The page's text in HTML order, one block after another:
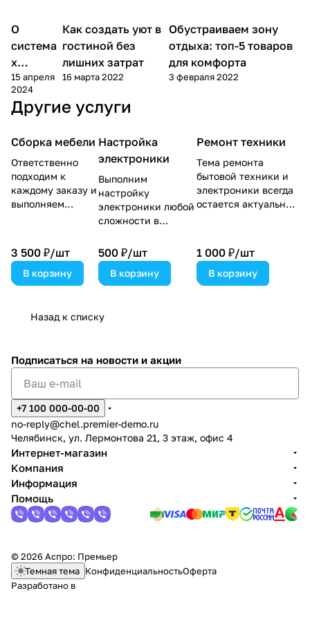
покупателям
О
система
х
отоплен
ия
15 апреля
2024
Дом
Как создать уют в
гостиной без
лишних затрат
16 марта 2022
Советы покупателям
Обустраиваем зону
отдыха: топ-5 товаров
для комфорта
3 февраля 2022
Другие услуги
Сборка мебели
Ответственно
подходим к
каждому заказу и
выполняем
окончании всех
работ проводим
уборку, и вы
заказ уже в
3 500 ₽/шт
В корзину
Настройка
электроники
Выполним
настройку
электроники любой
сложности в
время. Все работы
завершим уборкой
помещения — вам
не придется
чтобы привести
500 ₽/шт
В корзину
Ремонт техники
Тема ремонта
бытовой техники и
электроники всегда
остается актуальной
сломаться,
например, после
несчастного случая
1 000 ₽/шт
В корзину
Назад к списку
Подписаться на новости и акции
+7 100 000-00-00
no-reply@chel.premier-demo.ru
Челябинск, ул. Лермонтова 21, 3 этаж, офис 4
Интернет-магазин
Компания
Информация
Помощь
© 2026 Аспро: Премьер
Темная тема КонфиденциальностьОферта
Разработано в